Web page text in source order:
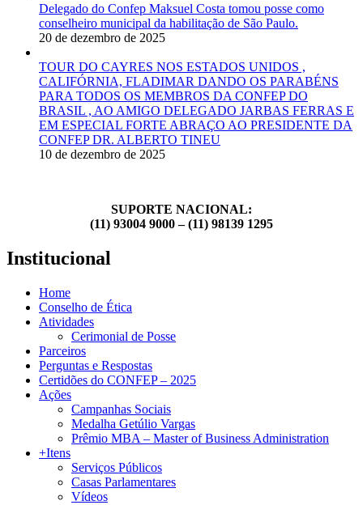
Delegado do Confep Maksuel Costa tomou posse como
conselheiro municipal da habilitação de São Paulo.
20 de dezembro de 2025
TOUR DO CAYRES NOS ESTADOS UNIDOS ,
CALIFÓRNIA, FLADIMAR DANDO OS PARABÉNS
PARA TODOS OS MEMBROS DA CONFEP DO
BRASIL , AO AMIGO DELEGADO JARBAS FERRAS E
EM ESPECIAL FORTE ABRAÇO AO PRESIDENTE DA
CONFEP DR. ALBERTO TINEU
10 de dezembro de 2025
SUPORTE NACIONAL:
(11) 93004 9000 – (11) 98139 1295
Institucional
Home
Conselho de Ética
Atividades
Cerimonial de Posse
Parceiros
Perguntas e Respostas
Certidões do CONFEP – 2025
Ações
Campanhas Sociais
Medalha Getúlio Vargas
Prêmio MBA – Master of Business Administration
+Itens
Serviços Públicos
Casas Parlamentares
Vídeos